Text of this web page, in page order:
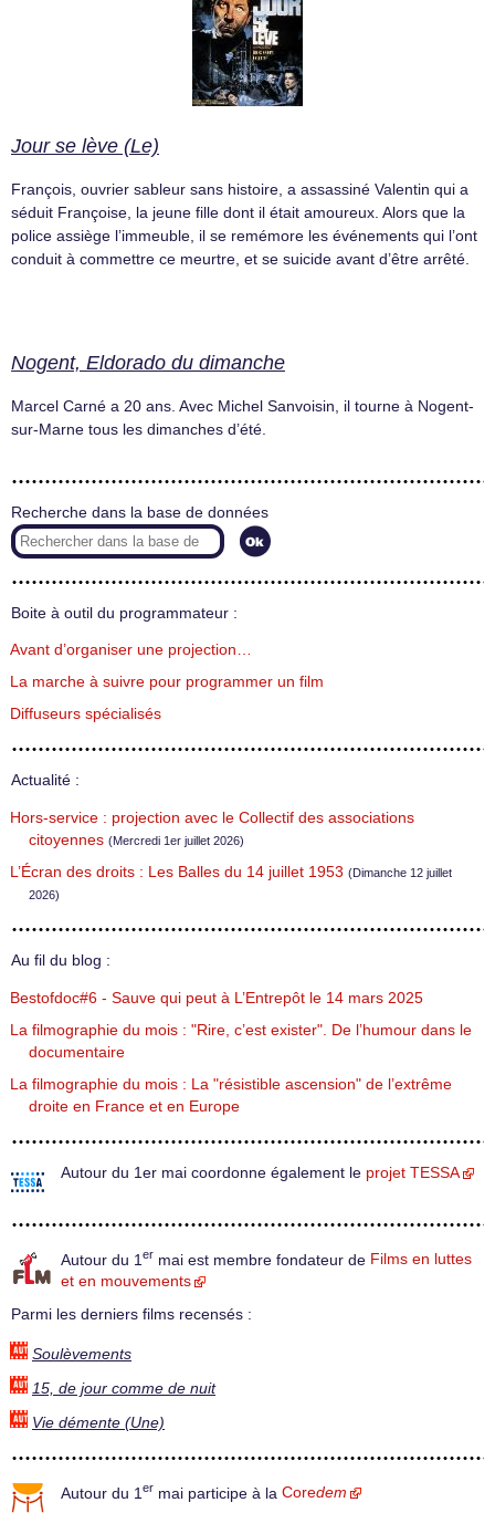
Jour se lève (Le)
François, ouvrier sableur sans histoire, a assassiné Valentin qui a
séduit Françoise, la jeune fille dont il était amoureux. Alors que la
police assiège l’immeuble, il se remémore les événements qui l’ont
conduit à commettre ce meurtre, et se suicide avant d’être arrêté.
Nogent, Eldorado du dimanche
Marcel Carné a 20 ans. Avec Michel Sanvoisin, il tourne à Nogent-
sur-Marne tous les dimanches d’été.
Recherche dans la base de données
Boite à outil du programmateur :
Avant d’organiser une projection…
La marche à suivre pour programmer un film
Diffuseurs spécialisés
Actualité :
Hors-service : projection avec le Collectif des associations
citoyennes (Mercredi 1er juillet 2026)
L’Écran des droits : Les Balles du 14 juillet 1953 (Dimanche 12 juillet
2026)
Au fil du blog :
Bestofdoc#6 - Sauve qui peut à L’Entrepôt le 14 mars 2025
La filmographie du mois : "Rire, c’est exister". De l’humour dans le
documentaire
La filmographie du mois : La "résistible ascension" de l’extrême
droite en France et en Europe
Autour du 1er mai coordonne également le projet TESSA
Autour du 1 er mai est membre fondateur de Films en luttes
et en mouvements
Parmi les derniers films recensés :
Soulèvements
15, de jour comme de nuit
Vie démente (Une)
Autour du 1 er mai participe à la Coredem